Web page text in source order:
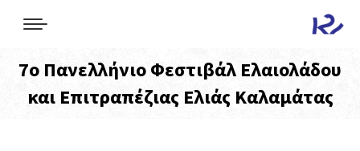
7ο Πανελλήνιο Φεστιβάλ Ελαιολάδου
και Επιτραπέζιας Ελιάς Καλαμάτας